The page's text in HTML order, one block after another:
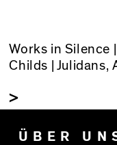
Works in Silence
Childs | Julidans,
>
ÜBER